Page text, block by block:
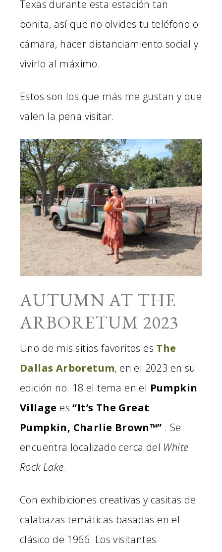
Texas durante esta estación tan
bonita, así que no olvides tu teléfono o
cámara, hacer distanciamiento social y
vivirlo al máximo.
Estos son los que más me gustan y que
valen la pena visitar.
AUTUMN AT THE
ARBORETUM 2023
Uno de mis sitios favoritos es The
Dallas Arboretum, en el 2023 en su
edición no. 18 el tema en el Pumpkin
Village es “It’s The Great
Pumpkin, Charlie Brown™” . Se
encuentra localizado cerca del White
Rock Lake.
Con exhibiciones creativas y casitas de
calabazas temáticas basadas en el
clásico de 1966. Los visitantes